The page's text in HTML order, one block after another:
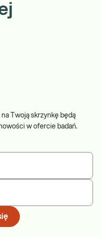
Twoją skrzynkę będą
w ofercie badań.